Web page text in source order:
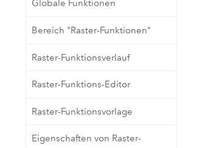
Erstellen Sie Anwendungen für
Alle Produkte
Alle
Globale Funktionen
Bereich "Raster-Funktionen"
Raster-Funktionsverlauf
Raster-Funktions-Editor
Raster-Funktionsvorlage
Eigenschaften von Raster-